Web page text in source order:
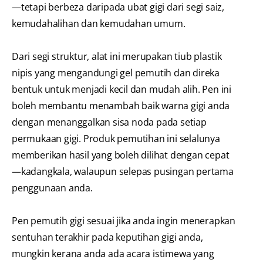
—tetapi berbeza daripada ubat gigi dari segi saiz,
kemudahalihan dan kemudahan umum.
Dari segi struktur, alat ini merupakan tiub plastik
nipis yang mengandungi gel pemutih dan direka
bentuk untuk menjadi kecil dan mudah alih. Pen ini
boleh membantu menambah baik warna gigi anda
dengan menanggalkan sisa noda pada setiap
permukaan gigi. Produk pemutihan ini selalunya
memberikan hasil yang boleh dilihat dengan cepat
—kadangkala, walaupun selepas pusingan pertama
penggunaan anda.
Pen pemutih gigi sesuai jika anda ingin menerapkan
sentuhan terakhir pada keputihan gigi anda,
mungkin kerana anda ada acara istimewa yang